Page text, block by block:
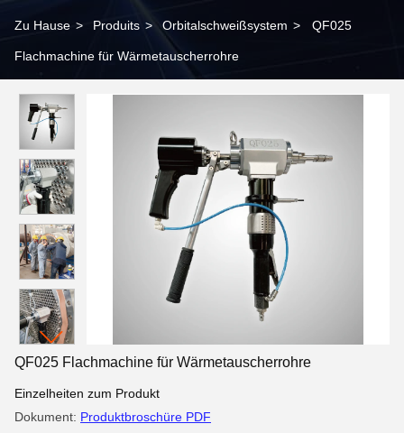
Zu Hause > Produits > Orbitalschweißsystem > QF025
Flachmachine für Wärmetauscherrohre
QF025 Flachmachine für Wärmetauscherrohre
Einzelheiten zum Produkt
Dokument: Produktbroschüre PDF